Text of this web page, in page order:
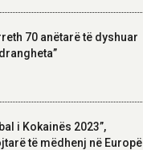
70 anëtarë të dyshuar
i Kokainës 2023”,
të mëdhenj në Europë